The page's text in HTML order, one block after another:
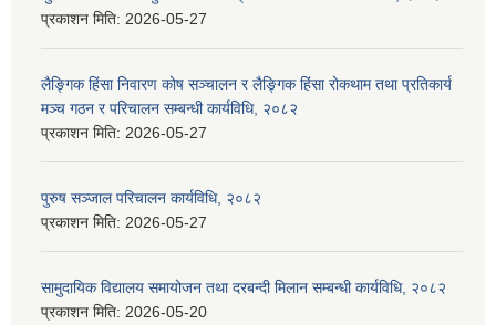
प्रकाशन मिति: 2026-05-27
लैङ्गिक हिंसा निवारण कोष सञ्चालन र लैङ्गिक हिंसा रोकथाम तथा प्रतिकार्य
मञ्च गठन र परिचालन सम्बन्धी कार्यविधि, २०८२
प्रकाशन मिति: 2026-05-27
पुरुष सञ्जाल परिचालन कार्यविधि, २०८२
प्रकाशन मिति: 2026-05-27
सामुदायिक विद्यालय समायोजन तथा दरबन्दी मिलान सम्बन्धी कार्यविधि, २०८२
प्रकाशन मिति: 2026-05-20